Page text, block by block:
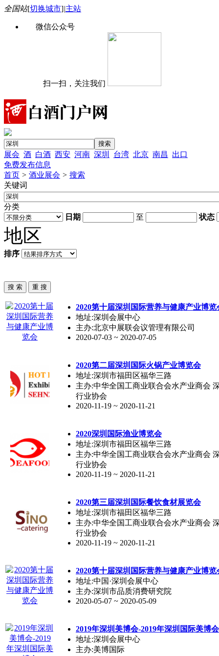
全国站[切换城市]|主站
微信公众号
扫一扫，关注我们
展会 酒 白酒 西安 河南 深圳 台湾 北京 南昌
出口
免费发布信息
首页 > 酒业展会 > 搜索
关键词
分类
日期
至 状态
地区
排序
2020第十届深圳 国际营养与健康产业博览
地址:深圳会展中心
主办:北京中展联会议管理有限公司
2020-07-03 ~ 2020-07-05
2020第二届深圳 国际火锅产业博览会
地址:深圳市福田区福华三路
主办:中华全国工商业联合会水产业商会
行业协会
2020-11-19 ~ 2020-11-21
2020深圳 国际渔业博览会
地址:深圳市福田区福华三路
主办:中华全国工商业联合会水产业商会
行业协会
2020-11-19 ~ 2020-11-21
2020第三届深圳 国际餐饮食材展览会
地址:深圳市福田区福华三路
主办:中华全国工商业联合会水产业商会
行业协会
2020-11-19 ~ 2020-11-21
2020第十届深圳 国际营养与健康产业博览
地址:中国·深圳会展中心
主办:深圳市品质消费研究院
2020-05-07 ~ 2020-05-09
2019年深圳 美博会-2019年深圳 国际美博会
地址:深圳会展中心
主办:美博国际